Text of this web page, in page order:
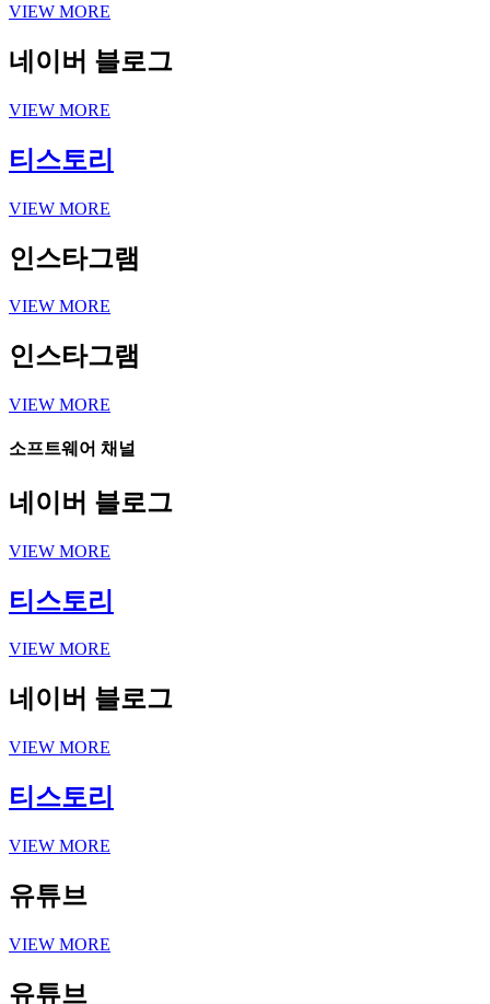
VIEW MORE
네이버 블로그
VIEW MORE
티스토리
VIEW MORE
인스타그램
VIEW MORE
인스타그램
VIEW MORE
소프트웨어 채널
네이버 블로그
VIEW MORE
티스토리
VIEW MORE
네이버 블로그
VIEW MORE
티스토리
VIEW MORE
유튜브
VIEW MORE
유튜브